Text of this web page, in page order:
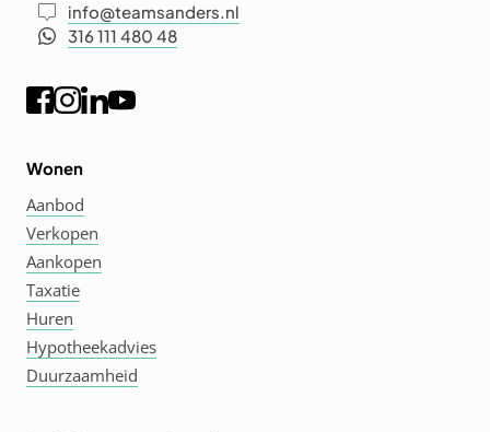
info@teamsanders.nl
316 111 480 48
Wonen
Aanbod
Verkopen
Aankopen
Taxatie
Huren
Hypotheekadvies
Duurzaamheid